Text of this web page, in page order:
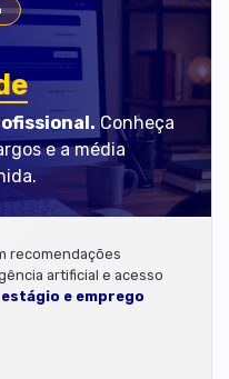
Conheça
e a média
recomendações
artificial e acesso
e emprego